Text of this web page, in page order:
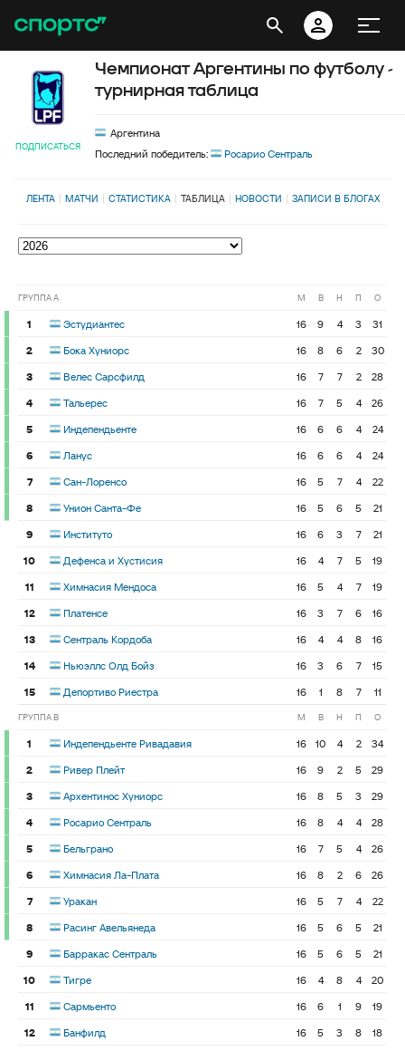
ПОДПИСАТЬСЯ
Чемпионат Аргентины по футболу -
турнирная таблица
Аргентина
Последний победитель:
Росарио Сентраль
ЛЕНТА МАТЧИ СТАТИСТИКА ТАБЛИЦА НОВОСТИ ЗАПИСИ В БЛОГАХ
ГРУППА A М В Н П О
1 Эстудиантес 16 9 4 3
31
2
Бока Хуниорс 16 8 6 2
30
3
Велес Сарсфилд 16 7 7 2
28
4
Тальерес 16 7 5 4
26
5
Индепендьенте 16 6 6 4
24
6
Ланус 16 6 6 4
24
7
Сан-Лоренсо 16 5 7 4
22
8
Унион Санта-Фе 16 5 6 5
21
9
Институто 16 6 3 7
21
10
Дефенса и Хустисия 16 4 7 5
19
11
Химнасия Мендоса 16 5 4 7
19
12
Платенсе 16 3 7 6
16
13
Сентраль Кордоба 16 4 4 8
16
14
Ньюэллс Олд Бойз 16 3 6 7
15
15
Депортиво Риестра 16 1 8 7 11
ГРУППА B М В Н П О
1 Индепендьенте Ривадавия 16 10 4 2
34
2
Ривер Плейт 16 9 2 5
29
3
Архентинос Хуниорс 16 8 5 3
29
4
Росарио Сентраль 16 8 4 4
28
5
Бельграно 16 7 5 4
26
6
Химнасия Ла-Плата 16 8 2 6
26
7
Уракан 16 5 7 4
22
8
Расинг Авельянеда 16 5 6 5
21
9
Барракас Сентраль 16 5 6 5
21
10
Тигре 16 4 8 4
20
11
Сармьенто 16 6 1 9
19
12
Банфилд 16 5 3 8
18